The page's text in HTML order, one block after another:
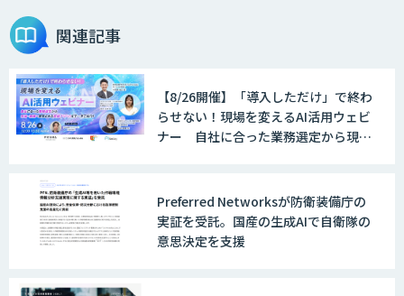
戦略策定から実装まで一気通貫のAIエー
ジェント開発
WARP NEXT
関連記事
【8/26開催】「導入しただけ」で終わ
らせない！現場を変えるAI活用ウェビ
ナー 自社に合った業務選定から現
Preferred Networksが防衛装備庁の
実証を受託。国産の生成AIで自衛隊の
意思決定を支援